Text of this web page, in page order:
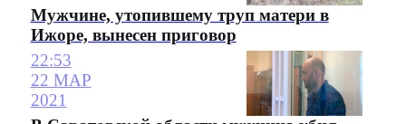
Мужчине, утопившему труп матери в
Ижоре, вынесен приговор
22:53
22 МАР
2021